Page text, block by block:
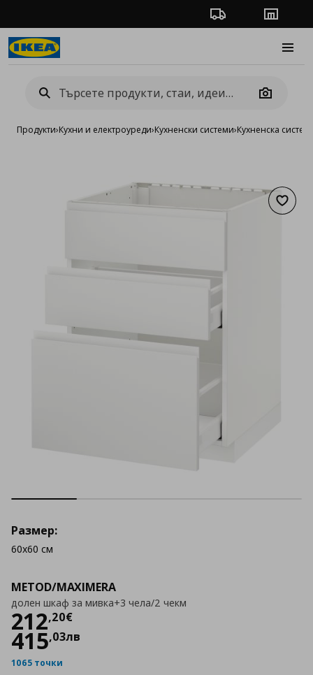
Проследяване на
Camera
Продукти›Кухни и електроуреди›Кухненски системи›Кухненска
METOD/MAXIMERA
долен шкаф за мивка+3 чела/2 чекм
212,20€
Цена
415,03лв
1065 точки
Размер:
60x60 см